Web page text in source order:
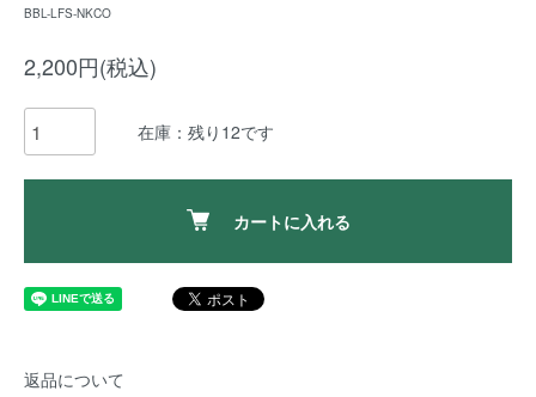
BBL-LFS-NKCO
2,200円(税込)
在庫：残り12です
カートに入れる
返品について